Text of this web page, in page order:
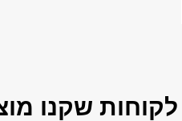
לקוחות שקנו